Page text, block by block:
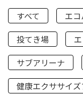
すべて エ
投てき場
サブアリーナ
健康エクササイ